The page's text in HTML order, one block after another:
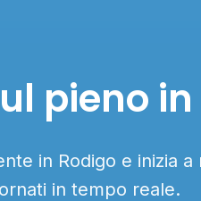
pieno in
in Rodigo e inizia a
in tempo reale.